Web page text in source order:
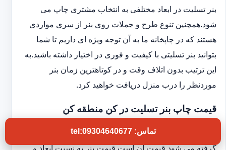
بنر تسلیت در ابعاد مختلفی به انتخاب مشتری چاپ می
شود.همچنین تنوع طرح و جملات روی بنر از سری مواردی
هستند که در چاپخانه ما به آن توجه ویژه ای داریم تا شما
بتوانید بنر تسلیتی با کیفیت و فوری در اختیار داشته باشید.به
این ترتیب بدون اتلاف وقت و در کوتاهترین زمان بنر
موردنظر را درب منزل دریافت خواهید کرد.
قیمت چاپ بنر تسلیت در کن منطقه کن
یکی دیگر از مواردی که برای چاپ بنر تسلیت فوری در نظر
گرفته می شود قیمت آن است.قیمت بنر به نسبت ابعاد و
تماس: tel:09304640677